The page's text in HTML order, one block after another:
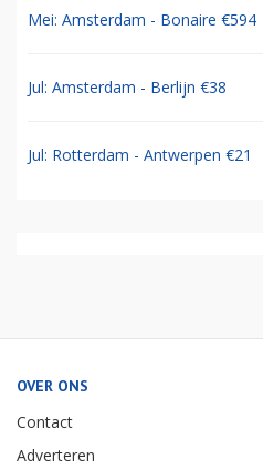
Mei: Amsterdam - Bonaire €594
Jul: Amsterdam - Berlijn €38
Jul: Rotterdam - Antwerpen €21
OVER ONS
Contact
Adverteren